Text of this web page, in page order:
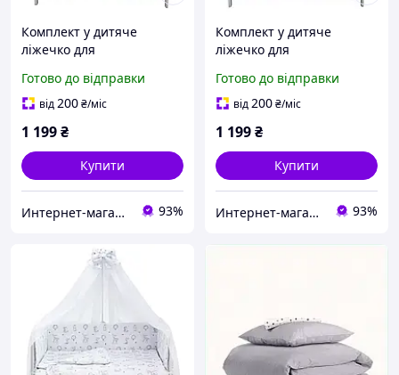
Комплект у дитяче
ліжечко для
різнокольорові
ведмедики
Готово до відправки
від200₴/міс
1 199₴
Купити
Интернет-магазин "GLADYS" 93%
Комплект у дитяче
ліжечко для
блакитний (пандочки)
Готово до відправки
від200₴/міс
1 199₴
Купити
Интернет-магазин "GLADYS" 93%